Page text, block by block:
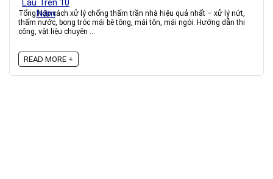
Tổng hợp cách xử lý chống thấm trần nhà hiệu quả nhất – xử lý nứt,
thấm nước, bong tróc mái bê tông, mái tôn, mái ngói. Hướng dẫn thi
công, vật liệu chuyên ...
READ MORE +